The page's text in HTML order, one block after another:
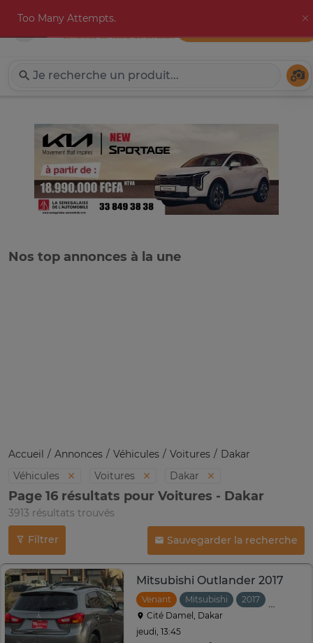
Expat-Dakar
Nos top annonces à la une
Accueil Annonces Véhicules Voitures
Dakar
Véhicules
Voitures Dakar
Page 16 résultats pour Voitures - Dakar
3913 résultats trouvés
Filtrer Sauvegarder la recherche
Mitsubishi Outlander 2017
Venant Mitsubishi 2017
Cité Damel, Dakar
jeudi, 13:45
Too Many Attempts.